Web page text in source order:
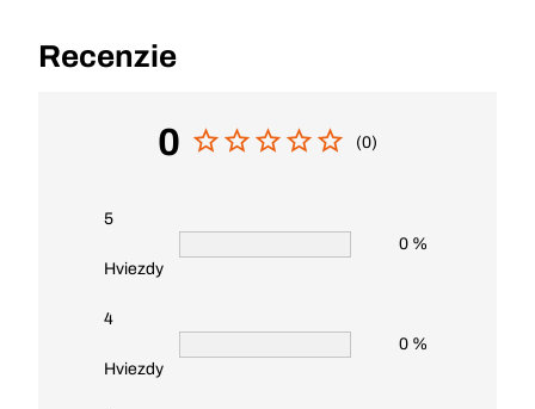
Recenzie
0 (0)
5
Hviezdy
0 %
4
Hviezdy
0 %